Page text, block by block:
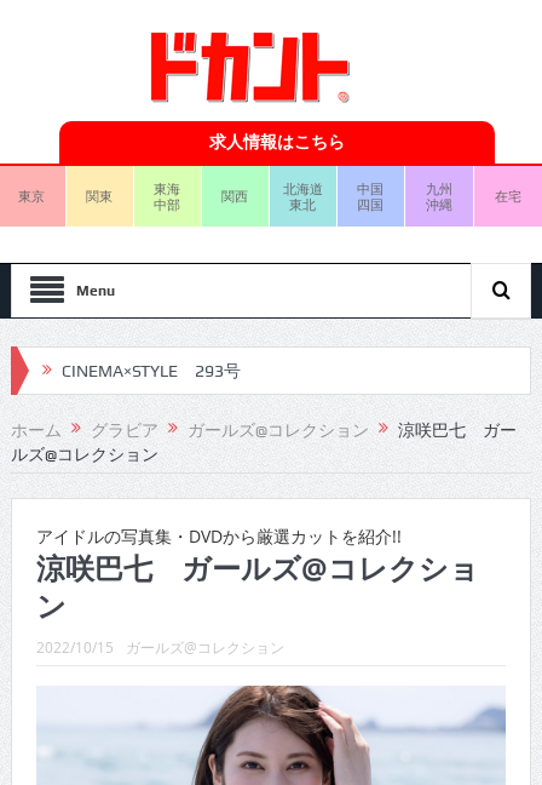
求人情報はこちら
東京 関東
東海
中部
関西
北海道
東北
中国
四国
九州
沖縄
在宅
Menu
CINEMA×STYLE 293号
CINEMA×STYLE 292号
CINEMA×STYLE 291号
CINEMA×STYLE 290号
CINEMA×STYLE 288号
CINEMA×STYLE 287号
CINEMA×STYLE 286号
CINEMA×STYLE 285号
CINEMA×STYLE 294号
ホーム グラビア ガールズ@コレクション
涼咲巴七 ガー
ルズ@コレクション
アイドルの写真集・DVDから厳選カットを紹介!!
涼咲巴七 ガールズ@コレクショ
ン
2022/10/15 ガールズ@コレクション